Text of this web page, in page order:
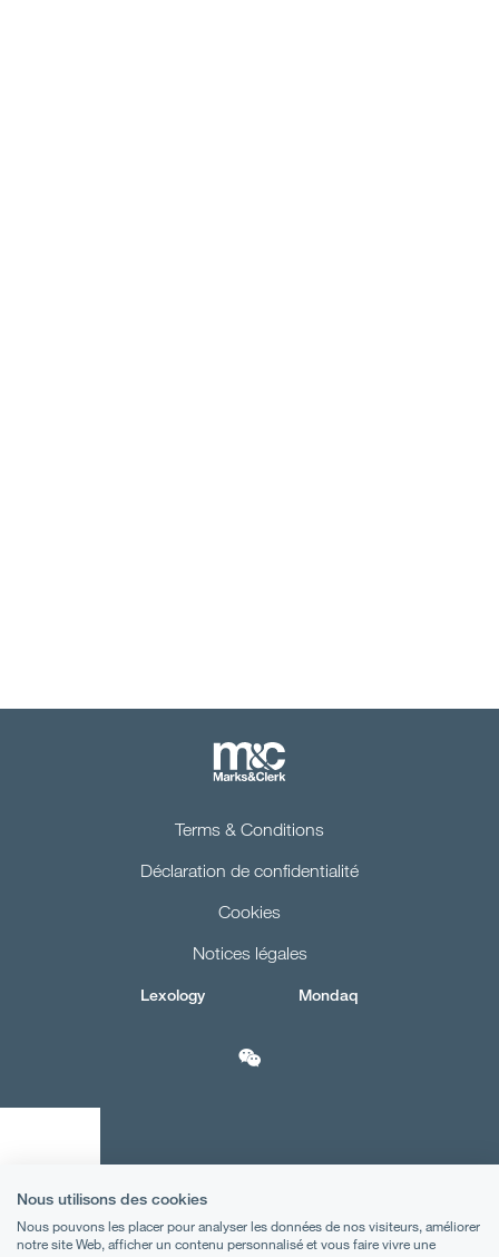
Terms & Conditions
Déclaration de confidentialité
Cookies
Notices légales
Lexology Mondaq
Nous utilisons des cookies
Nous pouvons les placer pour analyser les données de nos visiteurs, améliorer
notre site Web, afficher un contenu personnalisé et vous faire vivre une